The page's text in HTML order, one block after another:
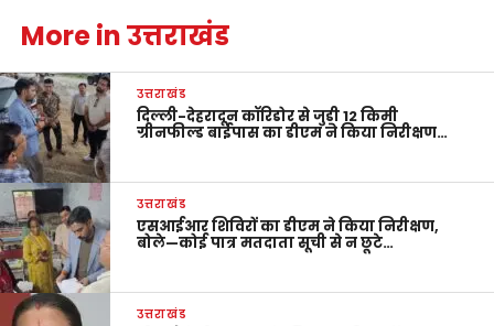
More in उत्तराखंड
उत्तराखंड
दिल्ली-देहरादून कॉरिडोर से जुड़ी 12 किमी
ग्रीनफील्ड बाईपास का डीएम ने किया निरीक्षण…
उत्तराखंड
एसआईआर शिविरों का डीएम ने किया निरीक्षण,
बोले—कोई पात्र मतदाता सूची से न छूटे…
उत्तराखंड